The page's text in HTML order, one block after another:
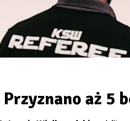
Przyznano aż 5